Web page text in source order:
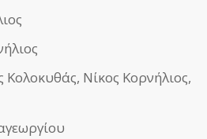
Κολοκυθάς, Νίκος Κορνήλιος,